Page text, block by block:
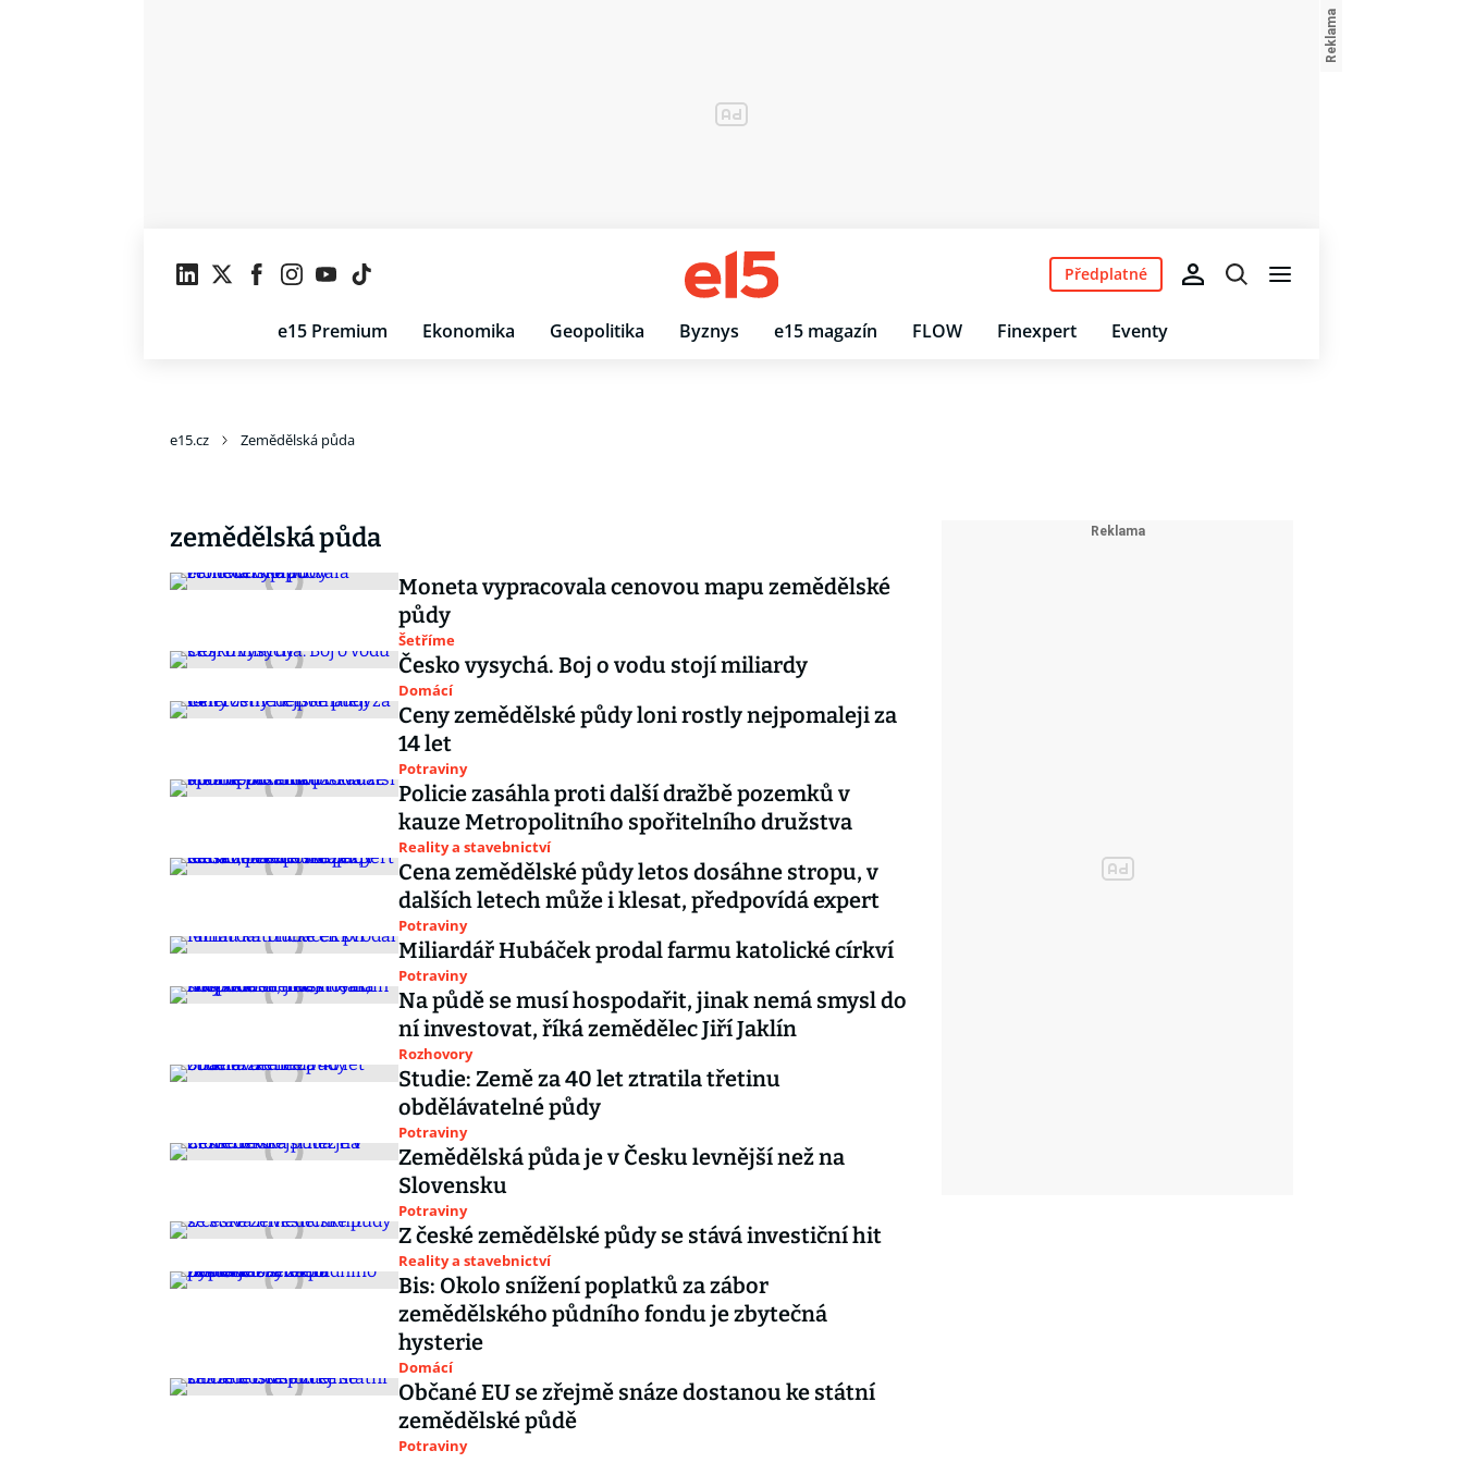
e15 Premium Ekonomika Geopolitika Byznys e15 magazín FLOW Finexpert Eventy
Předplatné
e15.cz Zemědělská půda
zemědělská půda
Moneta vypracovala cenovou mapu zemědělské
půdy
Šetříme
Česko vysychá. Boj o vodu stojí miliardy
Domácí
Ceny zemědělské půdy loni rostly nejpomaleji za
14 let
Potraviny
Policie zasáhla proti další dražbě pozemků v
kauze Metropolitního spořitelního družstva
Reality a stavebnictví
Cena zemědělské půdy letos dosáhne stropu, v
dalších letech může i klesat, předpovídá expert
Potraviny
Miliardář Hubáček prodal farmu katolické církví
Potraviny
Na půdě se musí hospodařit, jinak nemá smysl do
ní investovat, říká zemědělec Jiří Jaklín
Rozhovory
Studie: Země za 40 let ztratila třetinu
obdělávatelné půdy
Potraviny
Zemědělská půda je v Česku levnější než na
Slovensku
Potraviny
Z české zemědělské půdy se stává investiční hit
Reality a stavebnictví
Bis: Okolo snížení poplatků za zábor
zemědělského půdního fondu je zbytečná
hysterie
Domácí
Občané EU se zřejmě snáze dostanou ke státní
zemědělské půdě
Potraviny